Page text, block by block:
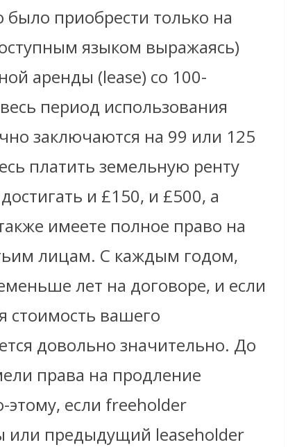
приобрести только на
языком выражаясь)
аренды (lease) со 100-
период использования
заключаются на 99 или 125
платить земельную ренту
и £150, и £500, а
имеете полное право на
лицам. С каждым годом,
лет на договоре, и если
стоимость вашего
довольно значительно. До
права на продление
этому, если freeholder
или предыдущий leaseholder